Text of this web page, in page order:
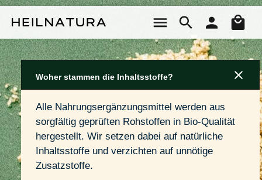
Woher stammen die Inhaltsstoffe?
Alle Nahrungsergänzungsmittel werden aus
sorgfältig geprüften Rohstoffen in Bio-Qualität
hergestellt. Wir setzen dabei auf natürliche
Inhaltsstoffe und verzichten auf unnötige
Zusatzstoffe.